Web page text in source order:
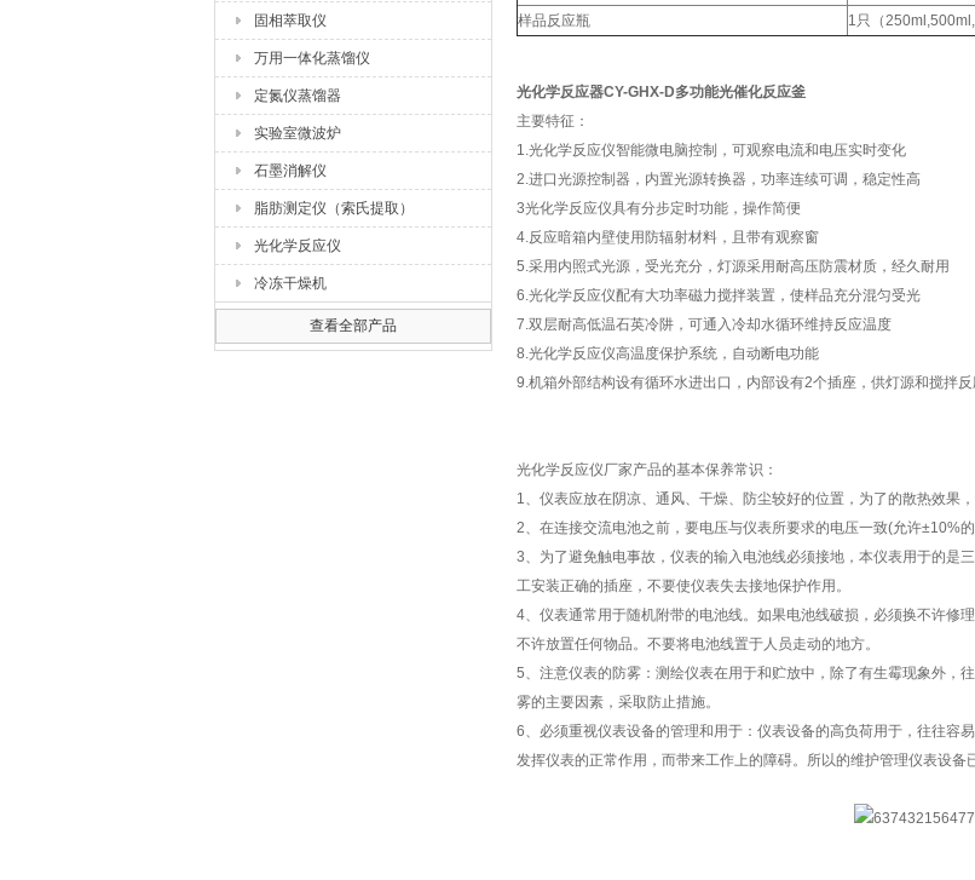
固相萃取仪
万用一体化蒸馏仪
定氮仪蒸馏器
实验室微波炉
石墨消解仪
脂肪测定仪（索氏提取）
光化学反应仪
冷冻干燥机
查看全部产品
样品反应瓶
1只（
光化学反应器CY-GHX-D多功能光催化反应釜
主要特征：
1.光化学反应仪智能微电脑控制，可观察电流和电压实时变化
2.进口光源控制器，内置光源转换器，功率连续可调，稳定性高
3光化学反应仪具有分步定时功能，操作简便
4.反应暗箱内壁使用防辐射材料，且带有观察窗
5.采用内照式光源，受光充分，灯源采用耐高压防震材质，经久耐用
6.光化学反应仪配有大功率磁力搅拌装置，使样品充分混匀受光
7.双层耐高低温石英冷阱，可通入冷却水循环维持反应温度
8.光化学反应仪高温度保护系统，自动断电功能
9.机箱外部结构设有循环水进出口，内部设有2个插座，供灯源和搅拌反
光化学反应仪厂家产品的基本保养常识：
1、仪表应放在阴凉、通风、干燥、防尘较好的位置，为了的散热效果
2、在连接交流电池之前，要电压与仪表所要求的电压一致(允许±10%
3、为了避免触电事故，仪表的输入电池线必须接地，本仪表用于的是
工安装正确的插座，不要使仪表失去接地保护作用。
4、仪表通常用于随机附带的电池线。如果电池线破损，必须换不许修
不许放置任何物品。不要将电池线置于人员走动的地方。
5、注意仪表的防雾：测绘仪表在用于和贮放中，除了有生霉现象外，
雾的主要因素，采取防止措施。
6、必须重视仪表设备的管理和用于：仪表设备的高负荷用于，往往容
发挥仪表的正常作用，而带来工作上的障碍。所以的维护管理仪表设